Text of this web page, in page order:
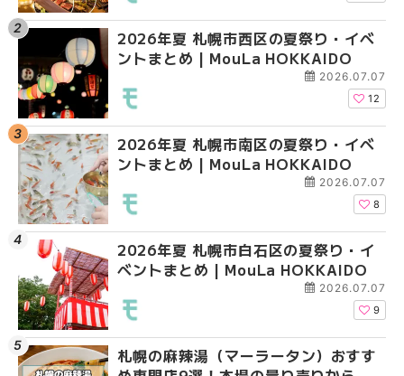
2026年夏 札幌市西区の夏祭り・イベ
ントまとめ | MouLa HOKKAIDO
2026.07.07
12
2026年夏 札幌市南区の夏祭り・イベ
ントまとめ | MouLa HOKKAIDO
2026.07.07
8
2026年夏 札幌市白石区の夏祭り・イ
ベントまとめ | MouLa HOKKAIDO
2026.07.07
9
札幌の麻辣湯（マーラータン）おすす
2026年夏 札幌市西区
ントまとめ | MouLa
2026年夏 札幌市北区
ントまとめ | MouLa
2026年夏 札幌市手稲
ベントまとめ |
2026年夏 札幌市白石
2026年夏 札幌市北区
ントまとめ | MouLa
2026年夏 札幌市西区
ントまとめ | MouLa
2026年夏 札幌市白石
ベントまとめ |
2026年夏 札幌市手稲